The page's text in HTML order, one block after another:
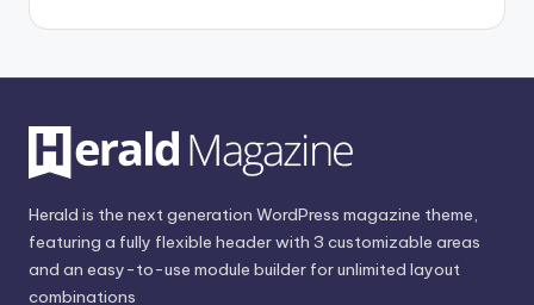
Herald is the next generation WordPress magazine theme,
featuring a fully flexible header with 3 customizable areas
and an easy-to-use module builder for unlimited layout
combinations